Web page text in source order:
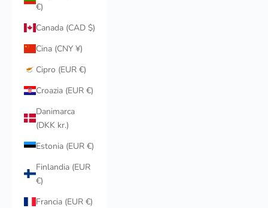
€)
Canada (CAD $)
Cina (CNY ¥)
Cipro (EUR €)
Croazia (EUR €)
Danimarca
(DKK kr.)
Estonia (EUR €)
Finlandia (EUR
€)
Francia (EUR €)